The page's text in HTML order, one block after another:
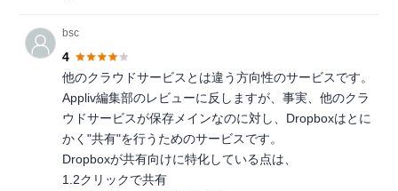
bsc
4
他のクラウドサービスとは違う方向性のサービスです。
Appliv編集部のレビューに反しますが、事実、他のクラ
ウドサービスが保存メインなのに対し、Dropboxはとに
かく"共有"を行うためのサービスです。
Dropboxが共有向けに特化している点は、
1.2クリックで共有